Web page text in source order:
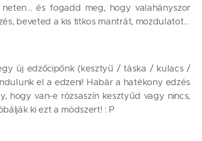
és fogadd meg, hogy valahányszor
beveted a kis titkos mantrát, mozdulatot...
új edzőcipőnk (kesztyű / táska / kulacs /
el a edzeni! Habár a hatékony edzés
hogy van-e rózsaszín kesztyűd vagy nincs,
ki ezt a módszert! : P